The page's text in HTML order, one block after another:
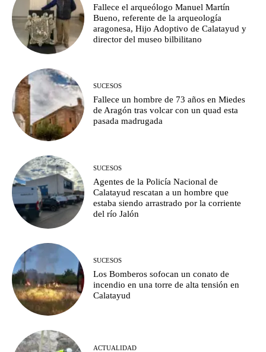
Fallece el arqueólogo Manuel Martín
Bueno, referente de la arqueología
aragonesa, Hijo Adoptivo de Calatayud y
director del museo bilbilitano
SUCESOS
Fallece un hombre de 73 años en Miedes
de Aragón tras volcar con un quad esta
pasada madrugada
SUCESOS
Agentes de la Policía Nacional de
Calatayud rescatan a un hombre que
estaba siendo arrastrado por la corriente
del río Jalón
SUCESOS
Los Bomberos sofocan un conato de
incendio en una torre de alta tensión en
Calatayud
ACTUALIDAD